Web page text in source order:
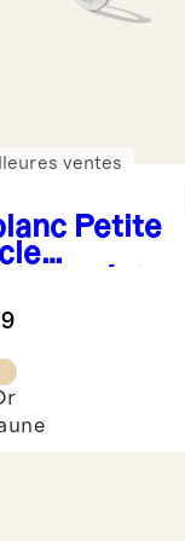
Petite
14 carats
ventes